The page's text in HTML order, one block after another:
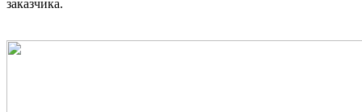
заказчика.